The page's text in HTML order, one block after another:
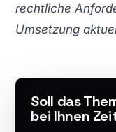
rechtliche
Umsetzung
Soll das
bei Ihnen